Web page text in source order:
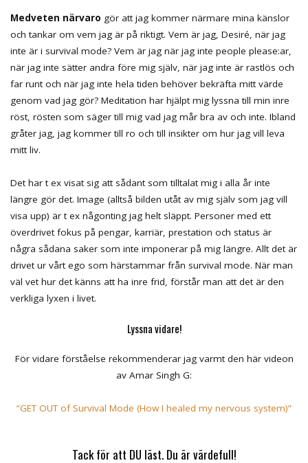
Medveten närvaro gör att jag kommer närmare mina känslor
och tankar om vem jag är på riktigt. Vem är jag, Desiré, när jag
inte är i survival mode? Vem är jag när jag inte people please:ar,
när jag inte sätter andra före mig själv, när jag inte är rastlös och
far runt och när jag inte hela tiden behöver bekräfta mitt värde
genom vad jag gör? Meditation har hjälpt mig lyssna till min inre
röst, rösten som säger till mig vad jag mår bra av och inte. Ibland
gråter jag, jag kommer till ro och till insikter om hur jag vill leva
mitt liv.
Det har t ex visat sig att sådant som tilltalat mig i alla år inte
längre gör det. Image (alltså bilden utåt av mig själv som jag vill
visa upp) är t ex någonting jag helt släppt. Personer med ett
överdrivet fokus på pengar, karriär, prestation och status är
några sådana saker som inte imponerar på mig längre. Allt det är
drivet ur vårt ego som härstammar från survival mode. När man
väl vet hur det känns att ha inre frid, förstår man att det är den
verkliga lyxen i livet.
Lyssna vidare!
För vidare förståelse rekommenderar jag varmt den här videon
av Amar Singh G:
”GET OUT of Survival Mode (How I healed my nervous system)”
Tack för att DU läst. Du är värdefull!